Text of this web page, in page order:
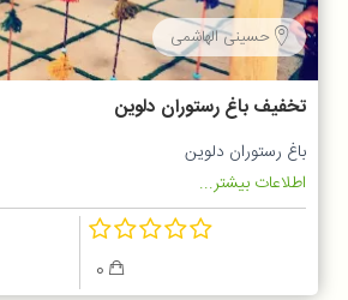
حسینی الهاشمی
تخفیف باغ رستوران دلوین
باغ رستوران دلوین
اطلاعات بیشتر...